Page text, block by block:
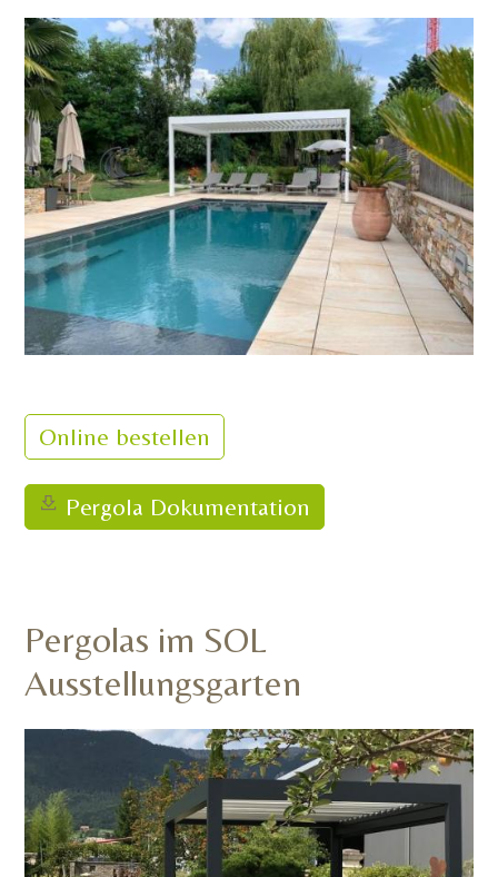
Online bestellen
Pergola Dokumentation
Pergolas im SOL
Ausstellungsgarten